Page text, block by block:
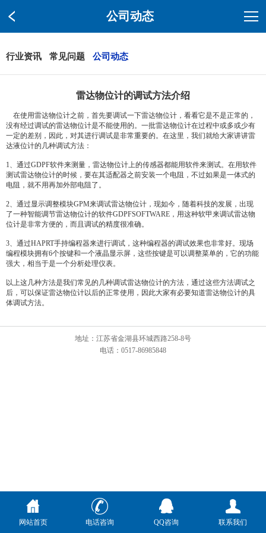
公司动态
行业资讯 常见问题 公司动态
雷达物位计的调试方法介绍
在使用雷达物位计之前，首先要调试一下雷达物位计，看看它是不是正常的，
没有经过调试的雷达物位计是不能使用的。一批雷达物位计在过程中或多或少有
一定的差别，因此，对其进行调试是非常重要的。在这里，我们就给大家讲讲雷
达液位计的几种调试方法：
1、通过GDPF软件来测量，雷达物位计上的传感器都能用软件来测试。在用软件
测试雷达物位计的时候，要在其适配器之前安装一个电阻，不过如果是一体式的
电阻，就不用再加外部电阻了。
2、通过显示调整模块GPM来调试雷达物位计，现如今，随着科技的发展，出现
了一种智能调节雷达物位计的软件GDPFSOFTWARE，用这种软甲来调试雷达物
位计是非常方便的，而且调试的精度很准确。
3、通过HAPRT手持编程器来进行调试，这种编程器的调试效果也非常好。现场
编程模块拥有6个按键和一个液晶显示屏，这些按键是可以调整菜单的，它的功能
强大，相当于是一个分析处理仪表。
以上这几种方法是我们常见的几种调试雷达物位计的方法，通过这些方法调试之
后，可以保证雷达物位计以后的正常使用，因此大家有必要知道雷达物位计的具
体调试方法。
地址：江苏省金湖县环城西路258-8号
电话：0517-86985848
网站首页 电话咨询 QQ咨询 联系我们